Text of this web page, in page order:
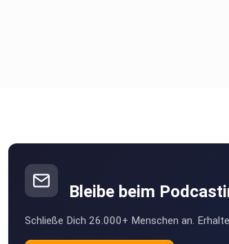
Bleibe beim
Schließe Dich 26.000+ Menschen an.